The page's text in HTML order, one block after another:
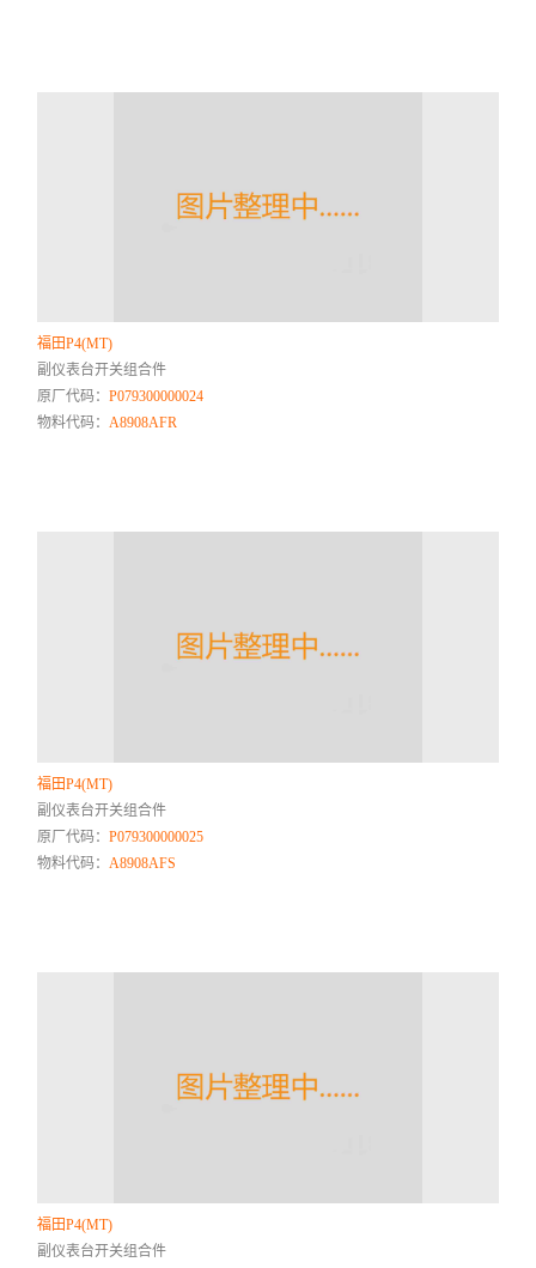
福田P4(MT)
副仪表台开关组合件
原厂代码：P079300000024
物料代码：A8908AFR
福田P4(MT)
副仪表台开关组合件
原厂代码：P079300000025
物料代码：A8908AFS
福田P4(MT)
副仪表台开关组合件